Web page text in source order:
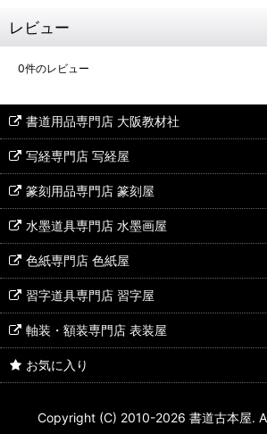
レビュー
0件のレビュー
書道用品専門店 大阪教材社
写経専門店 写経屋
篆刻用品専門店 篆刻屋
水墨道具専門店 水墨画屋
色紙専門店 色紙屋
習字道具専門店 習字屋
軸装・額装専門店 表装屋
お気に入り
Copyright (C) 2010-2026 書道古本屋.